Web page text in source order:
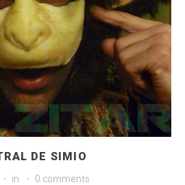
DE SIMIO
in 0 comments